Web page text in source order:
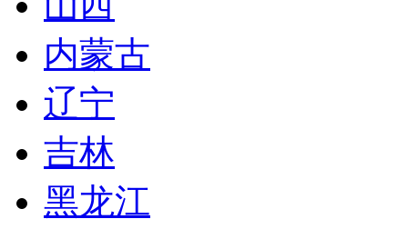
内蒙古
辽宁
吉林
黑龙江